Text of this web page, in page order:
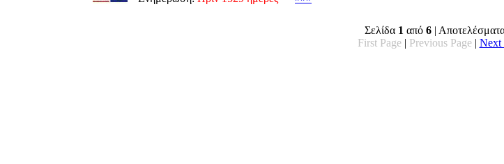
Σελίδα 1 από 6 |
First Page| Previous Page| Next